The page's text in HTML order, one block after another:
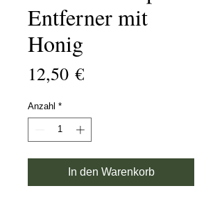
Entferner mit
Honig
12,50 €Preis
Anzahl *
In den Warenkorb